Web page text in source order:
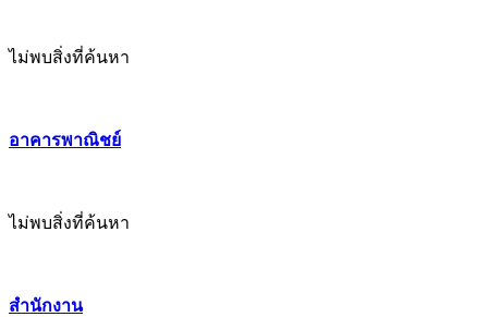
ไม่พบสิ่งที่ค้นหา
อาคารพาณิชย์
ไม่พบสิ่งที่ค้นหา
สำนักงาน